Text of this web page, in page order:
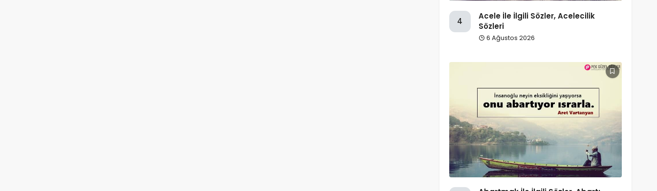
4
Acele İle İlgili Sözler, Acelecilik
Sözleri
6 Ağustos 2026